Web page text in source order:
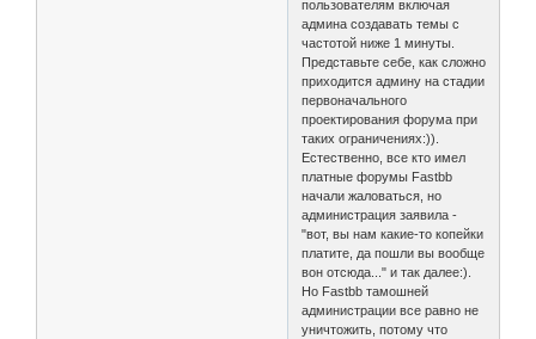
пользователям включая
админа создавать темы с
частотой ниже 1 минуты.
Представьте себе, как сложно
приходится админу на стадии
первоначального
проектирования форума при
таких ограничениях:)).
Естественно, все кто имел
платные форумы Fastbb
начали жаловаться, но
администрация заявила -
"вот, вы нам какие-то копейки
платите, да пошли вы вообще
вон отсюда..." и так далее:).
Но Fastbb тамошней
администрации все равно не
уничтожить, потому что